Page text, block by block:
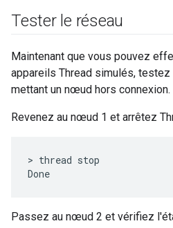
Tester le réseau
Maintenant que vous pouvez
appareils Thread simulés,
mettant un nœud hors connexion.
Revenez au nœud 1 et arrêtez
> thread stop
Passez au nœud 2 et vérifiez